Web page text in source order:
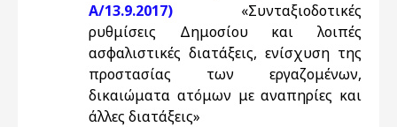
Α/13.9.2017) «Συνταξιοδοτικές
ρυθμίσεις Δημοσίου και λοιπές
ασφαλιστικές διατάξεις, ενίσχυση της
προστασίας των εργαζομένων,
δικαιώματα ατόμων με αναπηρίες και
άλλες διατάξεις»